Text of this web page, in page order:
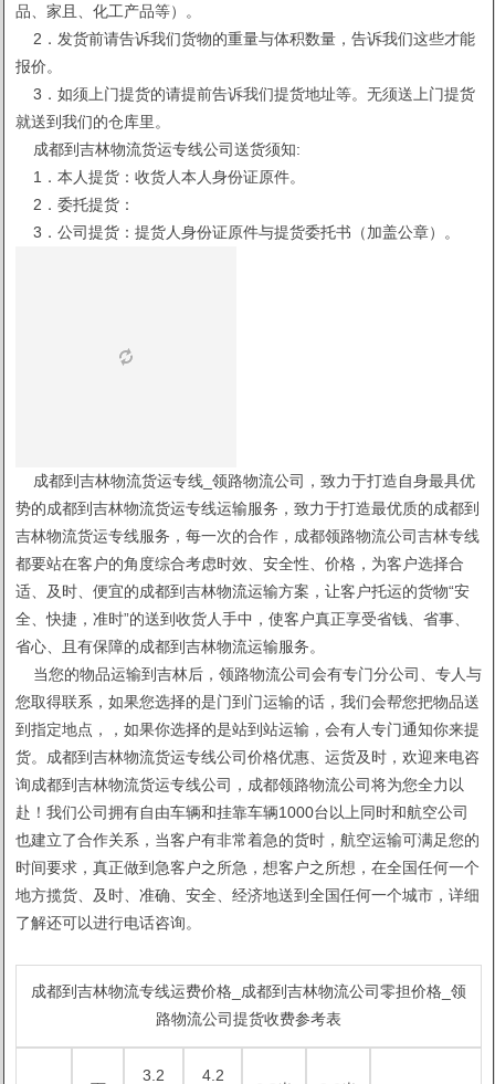
品、家且、化工产品等）。
2．发货前请告诉我们货物的重量与体积数量，告诉我们这些才能
报价。
3．如须上门提货的请提前告诉我们提货地址等。无须送上门提货
就送到我们的仓库里。
成都到吉林物流货运专线公司送货须知:
1．本人提货：收货人本人身份证原件。
2．委托提货：
3．公司提货：提货人身份证原件与提货委托书（加盖公章）。
成都到吉林物流货运专线_领路物流公司，致力于打造自身最具优
势的成都到吉林物流货运专线运输服务，致力于打造最优质的成都到
吉林物流货运专线服务，每一次的合作，成都领路物流公司吉林专线
都要站在客户的角度综合考虑时效、安全性、价格，为客户选择合
适、及时、便宜的成都到吉林物流运输方案，让客户托运的货物“安
全、快捷，准时”的送到收货人手中，使客户真正享受省钱、省事、
省心、且有保障的成都到吉林物流运输服务。
当您的物品运输到吉林后，领路物流公司会有专门分公司、专人与
您取得联系，如果您选择的是门到门运输的话，我们会帮您把物品送
到指定地点，，如果你选择的是站到站运输，会有人专门通知你来提
货。成都到吉林物流货运专线公司价格优惠、运货及时，欢迎来电咨
询成都到吉林物流货运专线公司，成都领路物流公司将为您全力以
赴！我们公司拥有自由车辆和挂靠车辆1000台以上同时和航空公司
也建立了合作关系，当客户有非常着急的货时，航空运输可满足您的
时间要求，真正做到急客户之所急，想客户之所想，在全国任何一个
地方揽货、及时、准确、安全、经济地送到全国任何一个城市，详细
了解还可以进行电话咨询。
成都到吉林物流专线运费价格_成都到吉林物流公司零担价格_领
路物流公司提货收费参考表
3.2
4.2